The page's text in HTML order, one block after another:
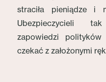
straciła pieniądze i
Ubezpieczycieli
zapowiedzi
czekać z założonymi